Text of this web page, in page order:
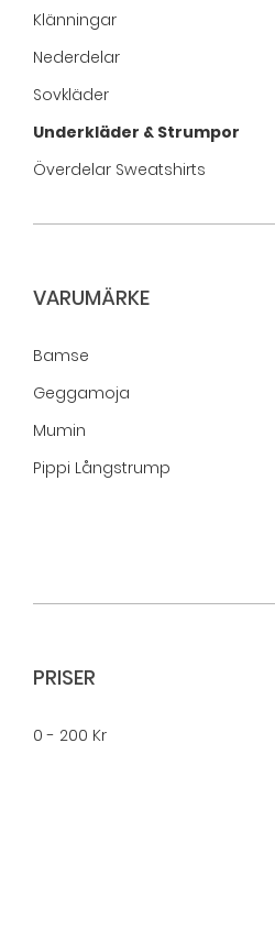
Klänningar
Nederdelar
Sovkläder
Underkläder & Strumpor
Överdelar Sweatshirts
VARUMÄRKE
Bamse
Geggamoja
Mumin
Pippi Långstrump
PRISER
0 - 200 Kr